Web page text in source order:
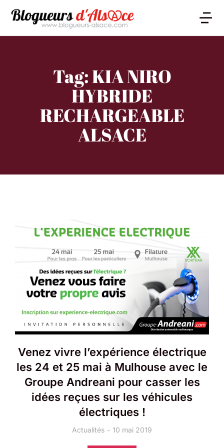
Tag: KIA NIRO
HYBRIDE
RECHARGEABLE
ALSACE
Venez vivre l’expérience électrique
les 24 et 25 mai à Mulhouse avec le
Groupe Andreani pour casser les
idées reçues sur les véhicules
électriques !
Actualités 10 mai 2019